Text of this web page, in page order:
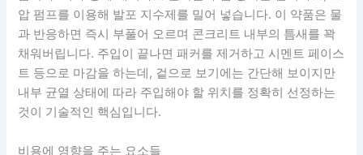
압 펌프를 이용해 발포 지수제를 밀어 넣습니다. 이 약품은 물
과 반응하면 즉시 부풀어 오르며 콘크리트 내부의 틈새를 꽉
채워버립니다. 주입이 끝나면 패커를 제거하고 시멘트 페이스
트 등으로 마감을 하는데, 겉으로 보기에는 간단해 보이지만
내부 균열 상태에 따라 주입해야 할 위치를 정확히 선정하는
것이 기술적인 핵심입니다.
비용에 영향을 주는 요소들